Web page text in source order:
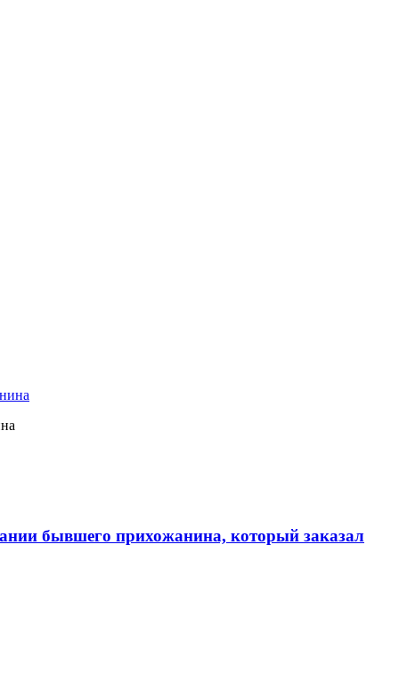
бывшего прихожанина, который заказал